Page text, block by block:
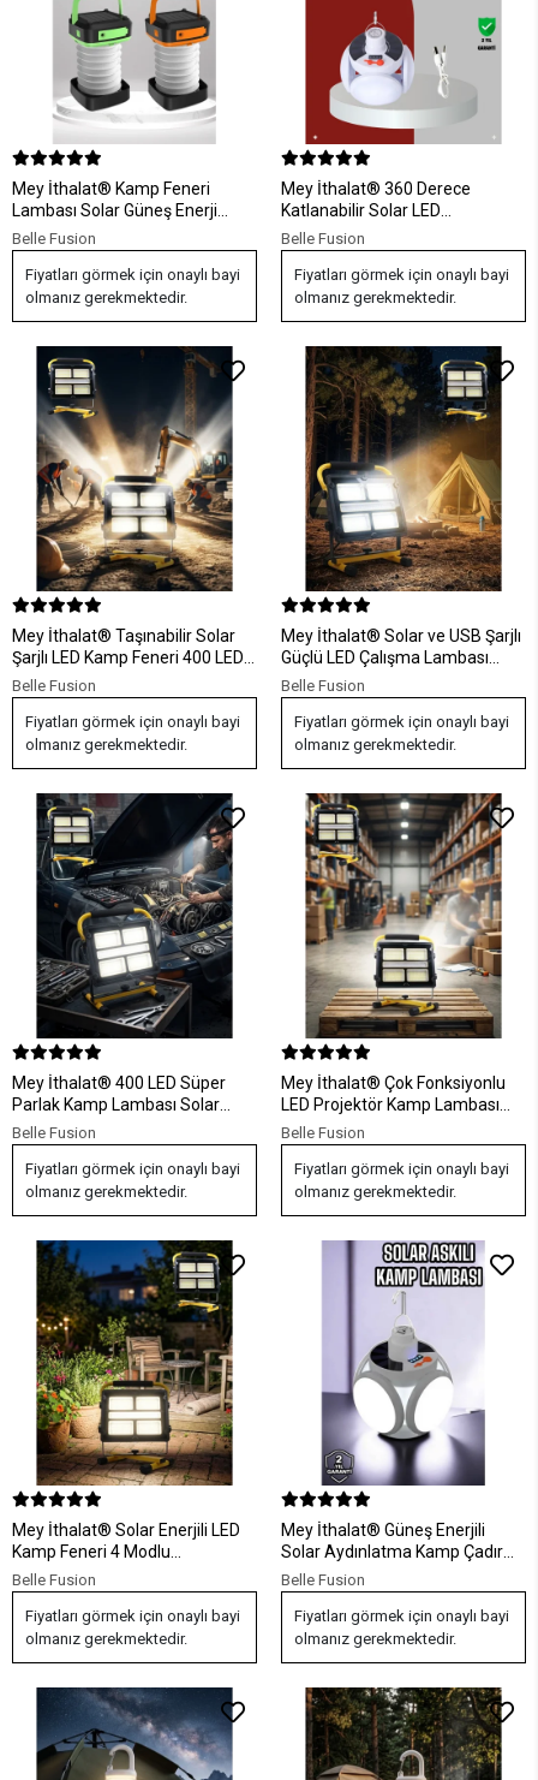
Mey İthalat® Kamp Feneri
Lambası Solar Güneş Enerji
Portatif Işıldak Şarjlı
Belle Fusion
Fiyatları görmek için onaylı bayi
olmanız gerekmektedir.
Mey İthalat® 360 Derece
Katlanabilir Solar LED
Aydınlatma Çadır Lambası
Belle Fusion
Fiyatları görmek için onaylı bayi
olmanız gerekmektedir.
Mey İthalat® Taşınabilir Solar
Şarjlı LED Kamp Feneri 400 LED
Süper Parlak Çok Fonksiyonlu
Aydınlatma
Belle Fusion
Fiyatları görmek için onaylı bayi
olmanız gerekmektedir.
Mey İthalat® Solar ve USB Şarjlı
Güçlü LED Çalışma Lambası
Ayarlanabilir Açılı Kamp Feneri
Belle Fusion
Fiyatları görmek için onaylı bayi
olmanız gerekmektedir.
Mey İthalat® 400 LED Süper
Parlak Kamp Lambası Solar
Şarjlı USB Çıkışlı Çok Amaçlı
Aydınlatma
Belle Fusion
Fiyatları görmek için onaylı bayi
olmanız gerekmektedir.
Mey İthalat® Çok Fonksiyonlu
LED Projektör Kamp Lambası
Solar Şarjlı Powerbank Özellikli
Belle Fusion
Fiyatları görmek için onaylı bayi
olmanız gerekmektedir.
Mey İthalat® Solar Enerjili LED
Kamp Feneri 4 Modlu
Ayarlanabilir Açılı Güçlü
Aydınlatma
Belle Fusion
Fiyatları görmek için onaylı bayi
olmanız gerekmektedir.
Mey İthalat® Güneş Enerjili
Solar Aydınlatma Kamp Çadır
Lambası Şarjlı Ampül Led Şarjlı
El Feneri Işıldak
Belle Fusion
Fiyatları görmek için onaylı bayi
olmanız gerekmektedir.